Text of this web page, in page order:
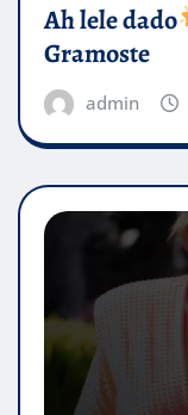
Ah lele dado​
Gramoste
admin